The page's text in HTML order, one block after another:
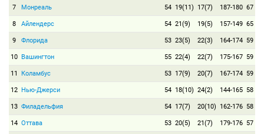
7 Монреаль 54 19(11) 17(7) 187-180 67
8 Айлендерс 54 21(9) 19(5) 157-149 65
9 Флорида 53 23(5) 22(3) 164-174 59
10 Вашингтон 55 22(4) 22(7) 175-167 59
11 Коламбус 53 17(9) 20(7) 167-174 59
12 Нью-Джерси 54 18(10) 24(2) 144-165 58
13 Филадельфия 54 17(7) 20(10) 162-176 58
14 Оттава 53 20(5) 21(7) 179-176 57